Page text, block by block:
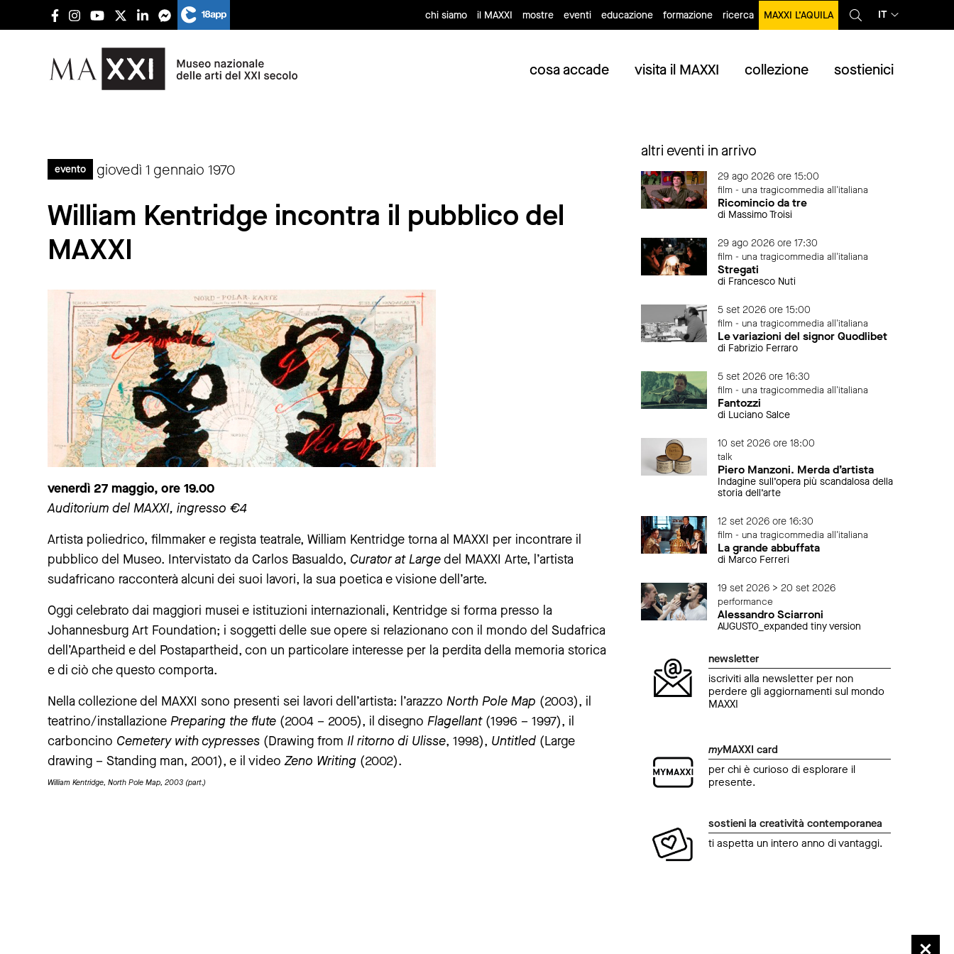
chi siamo il MAXXI mostre eventi educazione formazione ricerca MAXXI L’AQUILA IT
cosa accade visita il MAXXI collezione sostienici
evento giovedì 1 gennaio 1970
William Kentridge incontra il pubblico del
MAXXI
venerdì 27 maggio, ore 19.00
Auditorium del MAXXI, ingresso €4
Artista poliedrico, filmmaker e regista teatrale, William Kentridge torna al MAXXI per incontrare il
pubblico del Museo. Intervistato da Carlos Basualdo, Curator at Largedel MAXXI Arte, l’artista
sudafricano racconterà alcuni dei suoi lavori, la sua poetica e visione dell’arte.
Oggi celebrato dai maggiori musei e istituzioni internazionali, Kentridge si forma presso la
Johannesburg Art Foundation; i soggetti delle sue opere si relazionano con il mondo del Sudafrica
dell’Apartheid e del Postapartheid, con un particolare interesse per la perdita della memoria storica
e di ciò che questo comporta.
Nella collezione del MAXXI sono presenti sei lavori dell’artista: l’arazzo North Pole Map (2003), il
teatrino/installazione Preparing the flute (2004 – 2005), il disegno Flagellant(1996 – 1997), il
carboncino Cemetery with cypresses (Drawing from Il ritorno di Ulisse, 1998), Untitled (Large
drawing – Standing man, 2001), e il videoZeno Writing (2002).
William Kentridge, North Pole Map, 2003 (part.)
altri eventi in arrivo
29 ago 2026 ore 15:00
film - una tragicommedia all'italiana
Ricomincio da tre
di Massimo Troisi
29 ago 2026 ore 17:30
film - una tragicommedia all'italiana
Stregati
di Francesco Nuti
5 set 2026 ore 15:00
film - una tragicommedia all'italiana
Le variazioni del signor Quodlibet
di Fabrizio Ferraro
5 set 2026 ore 16:30
film - una tragicommedia all'italiana
Fantozzi
di Luciano Salce
10 set 2026 ore 18:00
talk
Piero Manzoni. Merda d’artista
Indagine sull’opera più scandalosa della
storia dell’arte
12 set 2026 ore 16:30
film - una tragicommedia all'italiana
La grande abbuffata
di Marco Ferreri
19 set 2026 > 20 set 2026
performance
Alessandro Sciarroni
AUGUSTO_expanded tiny version
newsletter
iscriviti alla newsletter per non
perdere gli aggiornamenti sul mondo
MAXXI
myMAXXI card
per chi è curioso di esplorare il
presente.
sostieni la creatività contemporanea
ti aspetta un intero anno di vantaggi.